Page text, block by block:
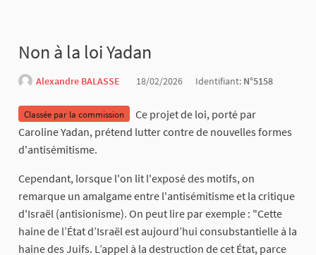
Non à la loi Yadan
Alexandre BALASSE 18/02/2026 Identifiant: N°5158
Classée par la commission
Ce projet de loi, porté par
Caroline Yadan, prétend lutter contre de nouvelles formes
d'antisémitisme.
Cependant, lorsque l'on lit l'exposé des motifs, on
remarque un amalgame entre l'antisémitisme et la critique
d'Israël (antisionisme). On peut lire par exemple : "Cette
haine de l’État d’Israël est aujourd’hui consubstantielle à la
haine des Juifs. L’appel à la destruction de cet État, parce